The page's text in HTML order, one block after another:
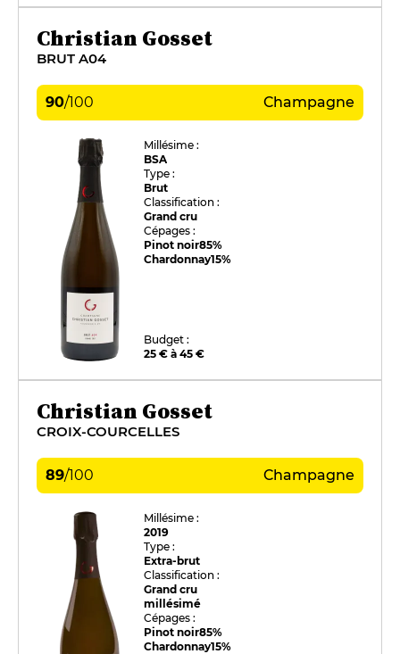
Christian Gosset
BRUT A04
90/100 Champagne
Millésime :
BSA
Type :
Brut
Classification :
Grand cru
Cépages :
Pinot noir85%
Chardonnay15%
Budget :
25 € à 45 €
Christian Gosset
CROIX-COURCELLES
89/100 Champagne
Millésime :
2019
Type :
Extra-brut
Classification :
Grand cru
millésimé
Cépages :
Pinot noir85%
Chardonnay15%